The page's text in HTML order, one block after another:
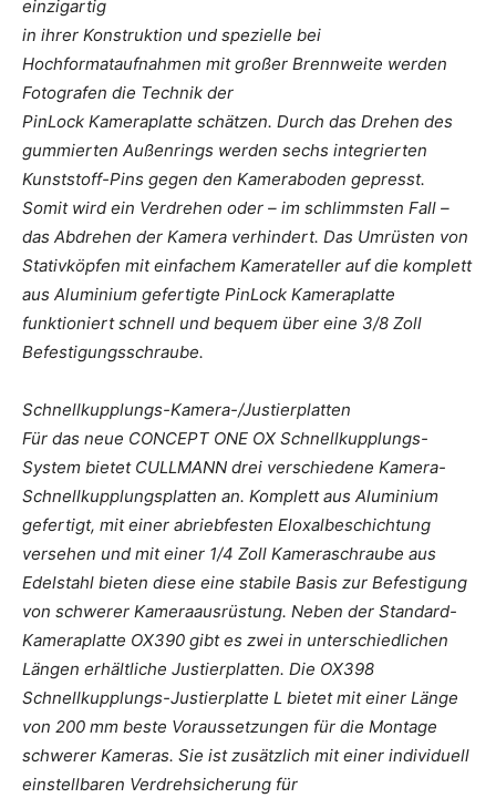
einzigartig
in ihrer Konstruktion und spezielle bei
Hochformataufnahmen mit großer Brennweite werden
Fotografen die Technik der
PinLock Kameraplatte schätzen. Durch das Drehen des
gummierten Außenrings werden sechs integrierten
Kunststoff-Pins gegen den Kameraboden gepresst.
Somit wird ein Verdrehen oder – im schlimmsten Fall –
das Abdrehen der Kamera verhindert. Das Umrüsten von
Stativköpfen mit einfachem Kamerateller auf die komplett
aus Aluminium gefertigte PinLock Kameraplatte
funktioniert schnell und bequem über eine 3/8 Zoll
Befestigungsschraube.
Schnellkupplungs-Kamera-/Justierplatten
Für das neue CONCEPT ONE OX Schnellkupplungs-
System bietet CULLMANN drei verschiedene Kamera-
Schnellkupplungsplatten an. Komplett aus Aluminium
gefertigt, mit einer abriebfesten Eloxalbeschichtung
versehen und mit einer 1/4 Zoll Kameraschraube aus
Edelstahl bieten diese eine stabile Basis zur Befestigung
von schwerer Kameraausrüstung. Neben der Standard-
Kameraplatte OX390 gibt es zwei in unterschiedlichen
Längen erhältliche Justierplatten. Die OX398
Schnellkupplungs-Justierplatte L bietet mit einer Länge
von 200 mm beste Voraussetzungen für die Montage
schwerer Kameras. Sie ist zusätzlich mit einer individuell
einstellbaren Verdrehsicherung für